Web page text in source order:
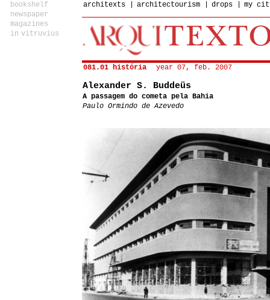
bookshelf
newspaper
magazines
in vitruvius
architexts
architectourism drops my
081.01 história year 07, feb. 2007
Alexander S. Buddeüs
A passagem do cometa pela Bahia
Paulo Ormindo de Azevedo